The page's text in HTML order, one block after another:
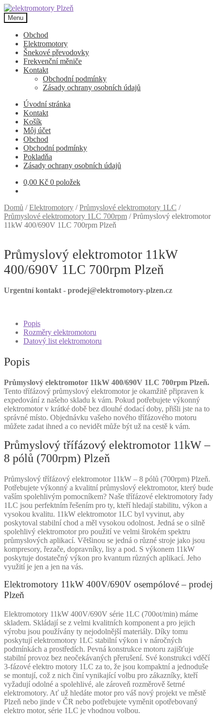
Přeskočit
na
navigaci
Přejít
k
obsahu
webu
Menu
Obchod
Elektromotory
Šnekové převodovky
Frekvenční měniče
Kontakt
Obchodní podmínky
Zásady ochrany osobních údajů
Úvodní stránka
Kontakt
Košík
Môj účet
Obchod
Obchodní podmínky
Pokladňa
Zásady ochrany osobních údajů
0,00 Kč 0 položek
Domů /Elektromotory /Průmyslové elektromotory 1LC /
Průmyslové elektromotory 1LC 700rpm /Průmyslový elektromotor
11kW 400/690V 1LC 700rpm Plzeň
Průmyslový elektromotor 11kW
400/690V 1LC 700rpm Plzeň
Urgentní kontakt - prodej@elektromotory-plzen.cz
Popis
Rozměry elektromotoru
Datový list elektromotoru
Popis
Průmyslový elektromotor 11kW 400/690V 1LC 700rpm Plzeň.
Tento třífázový průmyslový elektromotor je okamžitě připraven k
expedování z našeho skladu k vám. Pokud potřebujete výkonný
elektromotor v krátké době bez dlouhé dodací doby, přišli jste na to
správné místo. Objednávku vašeho nového třífázového motoru
můžete zadat ihned a co nevidět může být už na cestě k vám.
Průmyslový třífázový elektromotor 11kW –
8 pólů (700rpm) Plzeň
Průmyslový třífázový elektromotor 11kW – 8 pólů (700rpm) Plzeň.
Potřebujete výkonný a kvalitní průmyslový elektromotor, který bude
vaším spolehlivým pomocníkem? Naše třífázové elektromotory řady
1LC jsou perfektním řešením pro ty, kteří hledají stabilitu, výkon a
vysokou kvalitu. 11kW elektromotor 1LC byl vyvinut, aby
poskytoval stabilní chod a měl vysokou odolnost. Jedná se o silně
spolehlivý elektromotor pro použití ve velmi širokém spektru
průmyslových aplikací. Většinou se jedná o různé stroje jako jsou
kompresory, řezače, dopravníky, lisy a pod. S výkonem 11kW
poskytuje dostatečný výkon pro kvantum různých aplikací. Jeho
využití je jen a jen na vás.
Elektromotory 11kW 400V/690V osempólové – prodej
Plzeň
Elektromotory 11kW 400V/690V série 1LC (700ot/min) máme
skladem. Skládají se z velmi kvalitních komponent a pro jejich
výrobu jsou používány ty nejodolnější materiály. Díky tomu
poskytují elektromotory 1LC stabilní výkon i v náročných
podmínkách a prostředích. Pevná konstrukce motoru zajišťuje
stabilní provoz bez neočekávaných přerušení. Své konstrukci vděčí
3-fázové elektro motory 1LC za to, že jsou kompaktní a jednoduše
se montují, což z nich činí vynikající volbu pro zákazníky, kteří
vyžadují odolné a spolehlivé, ale zároveň rozměrově šetrné
elektromotory. Ať už hledáte motor pro váš nový projekt ve městě
Plzeň nebo jinde v ČR nebo potřebujete vyměnit opotřebovaný
elektro motor, série 1LC je vhodnou volbou.